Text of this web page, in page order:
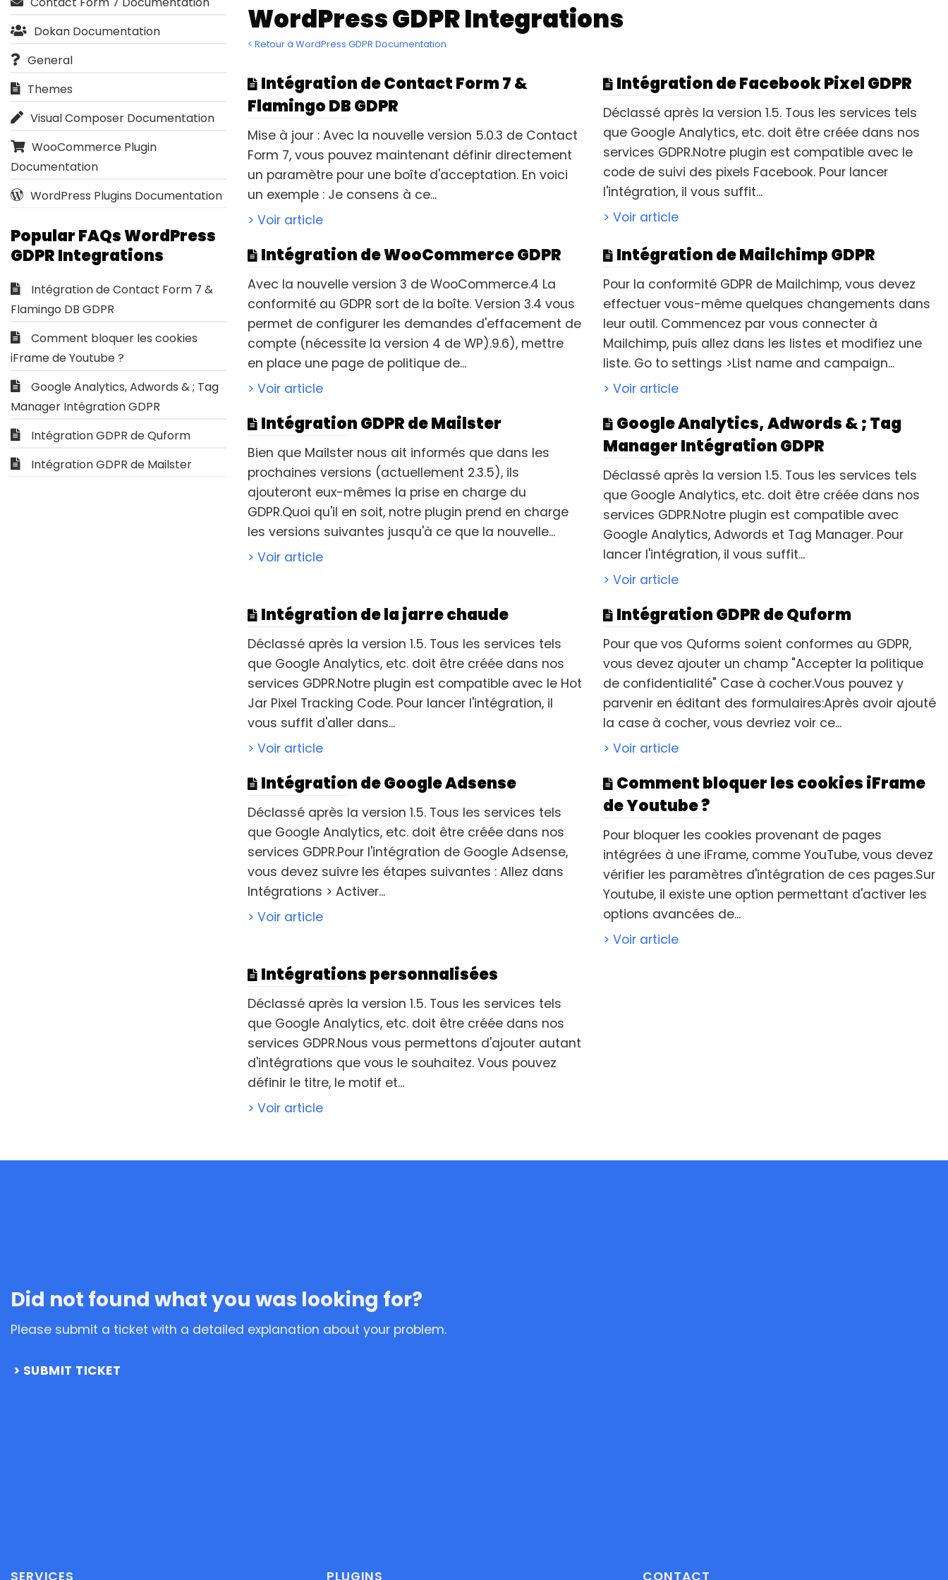
WordPress GDPR Integrations
< Retour à WordPress GDPR Documentation
Intégration de Contact Form 7 &
Flamingo DB GDPR
Mise à jour : Avec la nouvelle version 5.0.3 de Contact
Form 7, vous pouvez maintenant définir directement
un paramètre pour une boîte d'acceptation. En voici
un exemple : Je consens à ce...
> Voir article
Intégration de Facebook Pixel GDPR
Déclassé après la version 1.5. Tous les services tels
que Google Analytics, etc. doit être créée dans nos
services GDPR.Notre plugin est compatible avec le
code de suivi des pixels Facebook. Pour lancer
l'intégration, il vous suffit...
> Voir article
Intégration de WooCommerce GDPR
Avec la nouvelle version 3 de WooCommerce.4 La
conformité au GDPR sort de la boîte. Version 3.4 vous
permet de configurer les demandes d'effacement de
compte (nécessite la version 4 de WP).9.6), mettre
en place une page de politique de...
> Voir article
Intégration de Mailchimp GDPR
Pour la conformité GDPR de Mailchimp, vous devez
effectuer vous-même quelques changements dans
leur outil. Commencez par vous connecter à
Mailchimp, puis allez dans les listes et modifiez une
liste. Go to settings >List name and campaign...
> Voir article
Intégration GDPR de Mailster
Bien que Mailster nous ait informés que dans les
prochaines versions (actuellement 2.3.5), ils
ajouteront eux-mêmes la prise en charge du
GDPR.Quoi qu'il en soit, notre plugin prend en charge
les versions suivantes jusqu'à ce que la nouvelle...
> Voir article
Google Analytics, Adwords & ; Tag
Manager Intégration GDPR
Déclassé après la version 1.5. Tous les services tels
que Google Analytics, etc. doit être créée dans nos
services GDPR.Notre plugin est compatible avec
Google Analytics, Adwords et Tag Manager. Pour
lancer l'intégration, il vous suffit...
> Voir article
Intégration de la jarre chaude
Déclassé après la version 1.5. Tous les services tels
que Google Analytics, etc. doit être créée dans nos
services GDPR.Notre plugin est compatible avec le Hot
Jar Pixel Tracking Code. Pour lancer l'intégration, il
vous suffit d'aller dans...
> Voir article
Intégration GDPR de Quform
Pour que vos Quforms soient conformes au GDPR,
vous devez ajouter un champ "Accepter la politique
de confidentialité" Case à cocher.Vous pouvez y
parvenir en éditant des formulaires:Après avoir ajouté
la case à cocher, vous devriez voir ce...
> Voir article
Intégration de Google Adsense
Déclassé après la version 1.5. Tous les services tels
que Google Analytics, etc. doit être créée dans nos
services GDPR.Pour l'intégration de Google Adsense,
vous devez suivre les étapes suivantes : Allez dans
Intégrations > Activer...
> Voir article
Comment bloquer les cookies iFrame
de Youtube ?
Pour bloquer les cookies provenant de pages
intégrées à une iFrame, comme YouTube, vous devez
vérifier les paramètres d'intégration de ces pages.Sur
Youtube, il existe une option permettant d'activer les
options avancées de...
> Voir article
Intégrations personnalisées
Déclassé après la version 1.5. Tous les services tels
que Google Analytics, etc. doit être créée dans nos
services GDPR.Nous vous permettons d'ajouter autant
d'intégrations que vous le souhaitez. Vous pouvez
définir le titre, le motif et...
> Voir article
Dokan Documentation
General
Themes
Visual Composer Documentation
WooCommerce Plugin
Documentation
WordPress Plugins Documentation
Popular FAQs WordPress
GDPR Integrations
Intégration de Contact Form 7 &
Flamingo DB GDPR
Comment bloquer les cookies
iFrame de Youtube ?
Google Analytics, Adwords & ; Tag
Manager Intégration GDPR
Intégration GDPR de Quform
Intégration GDPR de Mailster
Did not found what you was looking for?
Please submit a ticket with a detailed explanation about your problem.
SUBMIT TICKET